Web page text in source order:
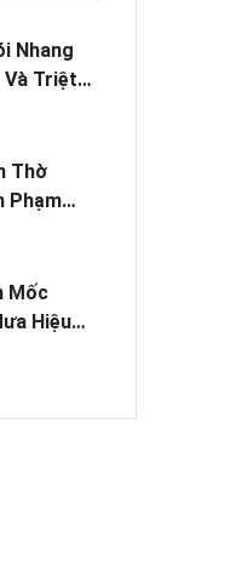
Nhang
Và Triệt
Thờ
Phạm
Mốc
Hiệu